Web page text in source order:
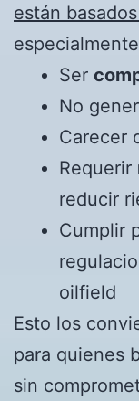
están
Ser
No
Carecer
Requerir
reducir
Cumplir
oilfield
Esto los
para quienes
sin